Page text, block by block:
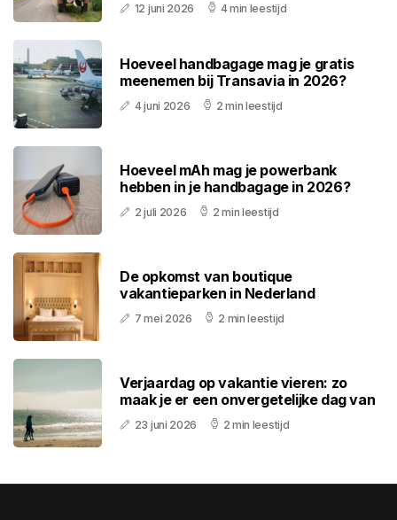
12 juni 2026 4 min leestijd
Hoeveel handbagage mag je gratis
meenemen bij Transavia in 2026?
4 juni 2026 2 min leestijd
Hoeveel mAh mag je powerbank
hebben in je handbagage in 2026?
2 juli 2026 2 min leestijd
De opkomst van boutique
vakantieparken in Nederland
7 mei 2026 2 min leestijd
Verjaardag op vakantie vieren: zo
maak je er een onvergetelijke dag van
23 juni 2026 2 min leestijd